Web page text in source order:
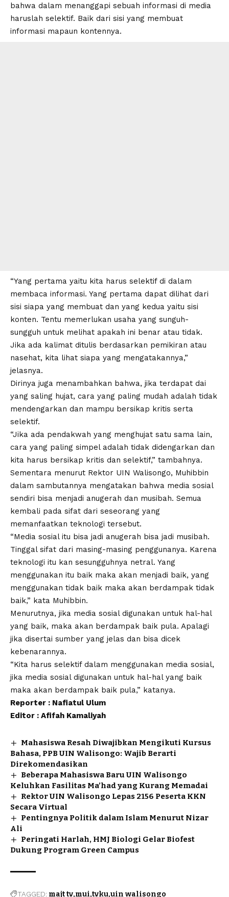
bahwa dalam menanggapi sebuah informasi di media
haruslah selektif. Baik dari sisi yang membuat
informasi mapaun kontennya.
“Yang pertama yaitu kita harus selektif di dalam
membaca informasi. Yang pertama dapat dilihat dari
sisi siapa yang membuat dan yang kedua yaitu sisi
konten. Tentu memerlukan usaha yang sunguh-
sungguh untuk melihat apakah ini benar atau tidak.
Jika ada kalimat ditulis berdasarkan pemikiran atau
nasehat, kita lihat siapa yang mengatakannya,”
jelasnya.
Dirinya juga menambahkan bahwa, jika terdapat dai
yang saling hujat, cara yang paling mudah adalah tidak
mendengarkan dan mampu bersikap kritis serta
selektif.
“Jika ada pendakwah yang menghujat satu sama lain,
cara yang paling simpel adalah tidak didengarkan dan
kita harus bersikap kritis dan selektif,” tambahnya.
Sementara menurut Rektor UIN Walisongo, Muhibbin
dalam sambutannya mengatakan bahwa media sosial
sendiri bisa menjadi anugerah dan musibah. Semua
kembali pada sifat dari seseorang yang
memanfaatkan teknologi tersebut.
“Media sosial itu bisa jadi anugerah bisa jadi musibah.
Tinggal sifat dari masing-masing penggunanya. Karena
teknologi itu kan sesungguhnya netral. Yang
menggunakan itu baik maka akan menjadi baik, yang
menggunakan tidak baik maka akan berdampak tidak
baik,” kata Muhibbin.
Menurutnya, jika media sosial digunakan untuk hal-hal
yang baik, maka akan berdampak baik pula. Apalagi
jika disertai sumber yang jelas dan bisa dicek
kebenarannya.
“Kita harus selektif dalam menggunakan media sosial,
jika media sosial digunakan untuk hal-hal yang baik
maka akan berdampak baik pula,” katanya.
Reporter : Nafiatul Ulum
Editor : Afifah Kamaliyah
Mahasiswa Resah Diwajibkan Mengikuti Kursus
Bahasa, PPB UIN Walisongo: Wajib Berarti
Direkomendasikan
Beberapa Mahasiswa Baru UIN Walisongo
Keluhkan Fasilitas Ma’had yang Kurang Memadai
Rektor UIN Walisongo Lepas 2156 Peserta KKN
Secara Virtual
Pentingnya Politik dalam Islam Menurut Nizar
Ali
Peringati Harlah, HMJ Biologi Gelar Biofest
Dukung Program Green Campus
TAGGED: majt tv mui tvku uin walisongo